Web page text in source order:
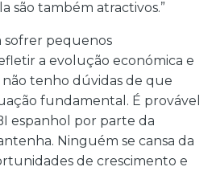
são também atractivos.”
sofrer pequenos
a evolução económica e
tenho dúvidas de que
fundamental. É provável
espanhol por parte da
Ninguém se cansa da
de crescimento e